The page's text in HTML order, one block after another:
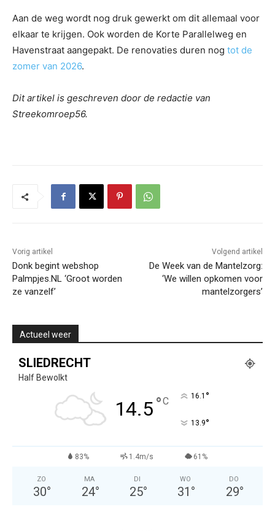
Aan de weg wordt nog druk gewerkt om dit allemaal voor
elkaar te krijgen. Ook worden de Korte Parallelweg en
Havenstraat aangepakt. De renovaties duren nog tot de
zomer van 2026.
Dit artikel is geschreven door de redactie van
Streekomroep56.
Vorig artikel
Donk begint webshop
Palmpjes.NL ‘Groot worden
ze vanzelf’
Volgend artikel
De Week van de Mantelzorg:
‘We willen opkomen voor
mantelzorgers’
Actueel weer
SLIEDRECHT
Half Bewolkt
14.5°C 16.1 °
13.9°
83% 1.4m/s 61%
ZO
30°
MA
24°
DI
25°
WO
31 °
DO
29°